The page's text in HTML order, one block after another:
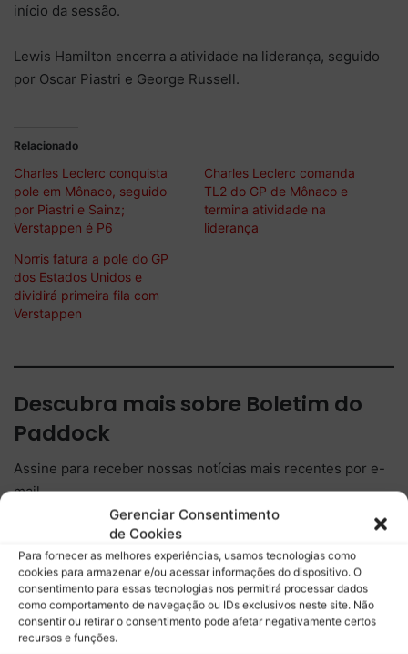
Gerenciar Consentimento
de Cookies
Para fornecer as melhores experiências, usamos tecnologias como
cookies para armazenar e/ou acessar informações do dispositivo. O
consentimento para essas tecnologias nos permitirá processar dados
como comportamento de navegação ou IDs exclusivos neste site. Não
consentir ou retirar o consentimento pode afetar negativamente certos
recursos e funções.
início da sessão.
Lewis Hamilton encerra a atividade na liderança, seguido
por Oscar Piastri e George Russell.
Relacionado
Charles Leclerc conquista
pole em Mônaco, seguido
por Piastri e Sainz;
Verstappen é P6
Charles Leclerc comanda
TL2 do GP de Mônaco e
termina atividade na
liderança
Norris fatura a pole do GP
dos Estados Unidos e
dividirá primeira fila com
Verstappen
Descubra mais sobre Boletim do
Paddock
Assine para receber nossas notícias mais recentes por e-
mail.
Copy URL